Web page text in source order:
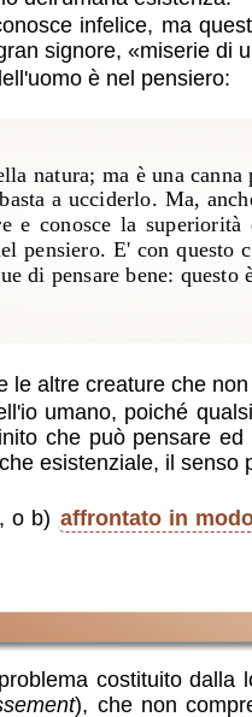
infelice, ma
signore,
miserie di
è nel pensiero:
natura; ma è una
a ucciderlo. Ma,
conosce la
pensiero. E' con
di pensare bene:
le altre creature che
umano, poiché
che può pensare
esistenziale, il senso
, o b) affrontato in
costituito
), che non